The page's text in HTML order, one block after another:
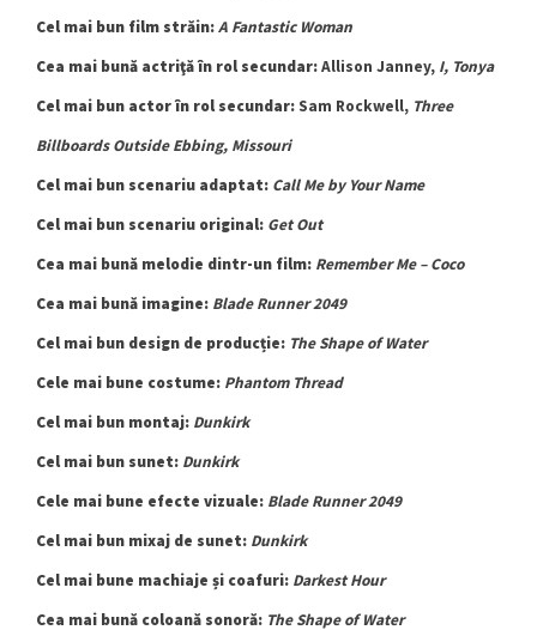
Cel mai bun film străin:A Fantastic Woman
Cea mai bună actriţă în rol secundar:Allison Janney, I, Tonya
Cel mai bun actor în rol secundar: Sam Rockwell, Three
Billboards Outside Ebbing, Missouri
Cel mai bun scenariu adaptat: Call Me by Your Name
Cel mai bun scenariu original: Get Out
Cea mai bună melodie dintr-un film: Remember Me – Coco
Cea mai bună imagine: Blade Runner 2049
Cel mai bun design de producție: The Shape of Water
Cele mai bune costume: Phantom Thread
Cel mai bun montaj: Dunkirk
Cel mai bun sunet: Dunkirk
Cele mai bune efecte vizuale: Blade Runner 2049
Cel mai bun mixaj de sunet: Dunkirk
Cel mai bune machiaje și coafuri: Darkest Hour
Cea mai bună coloană sonoră: The Shape of Water